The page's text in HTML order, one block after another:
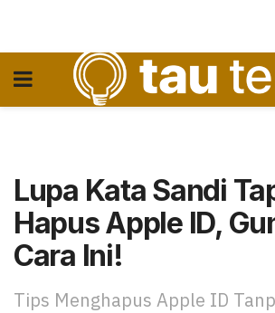
Lupa Kata Sandi
Hapus Apple ID,
Cara Ini!
Tips Menghapus Apple ID